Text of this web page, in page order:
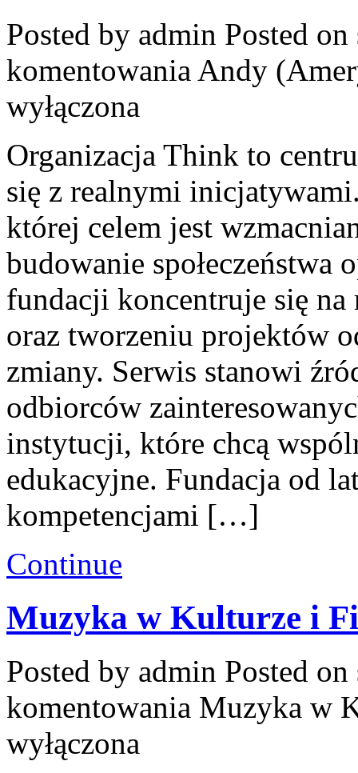
Posted by admin Posted
komentowania Andy
wyłączona
Organizacja Think to
się z realnymi
której celem jest
budowanie społeczeństwa
fundacji koncentruje się
oraz tworzeniu projektów
zmiany. Serwis stanowi
odbiorców
instytucji, które chcą
edukacyjne. Fundacja od
kompetencjami […]
Continue
Muzyka w Kulturze i
Posted by admin Posted
komentowania Muzyka w
wyłączona